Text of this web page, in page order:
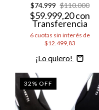
$74.999 $110.000
$59.999,20con
Transferencia
6 cuotas sin interés de
$12.499,83
Comprar
32 % OFF